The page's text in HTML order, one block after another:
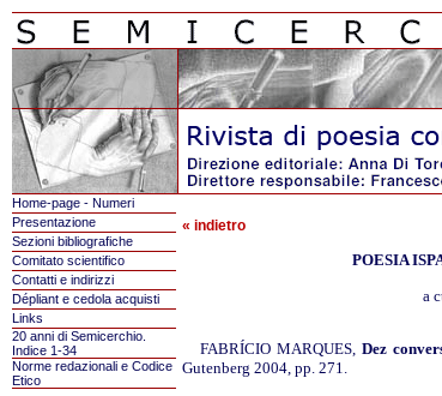
Home-page - Numeri
Presentazione
Sezioni bibliografiche
Comitato scientifico
Contatti e indirizzi
Dépliant e cedola acquisti
Links
20 anni di Semicerchio.
Indice 1-34
Norme redazionali e Codice
Etico
« indietro
POESIA
a
FABRÍCIO MARQUES, Dez
Gutenberg 2004, pp. 271.